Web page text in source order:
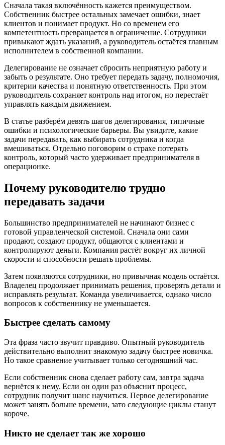
Сначала такая включённость кажется преимуществом.
Собственник быстрее остальных замечает ошибки, знает
клиентов и понимает продукт. Но со временем его
компетентность превращается в ограничение. Сотрудники
привыкают ждать указаний, а руководитель остаётся главным
исполнителем в собственной компании.
Делегирование не означает сбросить неприятную работу и
забыть о результате. Оно требует передать задачу, полномочия,
критерии качества и понятную ответственность. При этом
руководитель сохраняет контроль над итогом, но перестаёт
управлять каждым движением.
В статье разберём девять шагов делегирования, типичные
ошибки и психологические барьеры. Вы увидите, какие
задачи передавать, как выбирать сотрудника и когда
вмешиваться. Отдельно поговорим о страхе потерять
контроль, который часто удерживает предпринимателя в
операционке.
Почему руководителю трудно
передавать задачи
Большинство предпринимателей не начинают бизнес с
готовой управленческой системой. Сначала они сами
продают, создают продукт, общаются с клиентами и
контролируют деньги. Компания растёт вокруг их личной
скорости и способности решать проблемы.
Затем появляются сотрудники, но привычная модель остаётся.
Владелец продолжает принимать решения, проверять детали и
исправлять результат. Команда увеличивается, однако число
вопросов к собственнику не уменьшается.
Быстрее сделать самому
Эта фраза часто звучит правдиво. Опытный руководитель
действительно выполнит знакомую задачу быстрее новичка.
Но такое сравнение учитывает только сегодняшний час.
Если собственник снова сделает работу сам, завтра задача
вернётся к нему. Если он один раз объяснит процесс,
сотрудник получит шанс научиться. Первое делегирование
может занять больше времени, зато следующие циклы станут
короче.
Никто не сделает так же хорошо